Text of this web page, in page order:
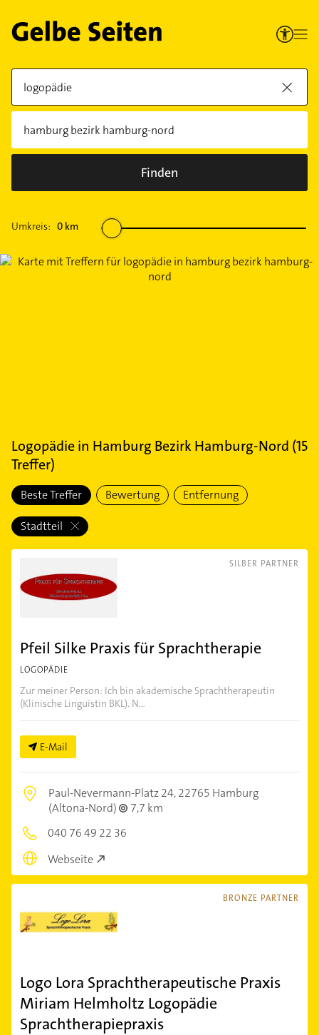
Finden
Umkreis: 0 km
Logopädiein Hamburg Bezirk Hamburg-Nord (15
Treffer)
Beste Treffer Bewertung Entfernung
Stadtteil
SILBER PARTNER
Pfeil Silke Praxis für Sprachtherapie
LOGOPÄDIE
Zur meiner Person: Ich bin akademische Sprachtherapeutin
(Klinische Linguistin BKL). N...
E-Mail
Paul-Nevermann-Platz 24,22765 Hamburg
(Altona-Nord)
7,7 km
040 76 49 22 36
Webseite
BRONZE PARTNER
Logo Lora Sprachtherapeutische Praxis
Miriam Helmholtz Logopädie
Sprachtherapiepraxis